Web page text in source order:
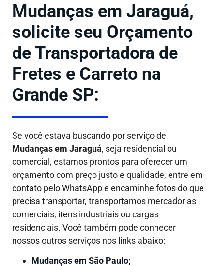
Mudanças em Jaraguá,
solicite seu Orçamento
de Transportadora de
Fretes e Carreto na
Grande SP:
Se você estava buscando por serviço de
Mudanças em Jaraguá, seja residencial ou
comercial, estamos prontos para oferecer um
orçamento com preço justo e qualidade, entre em
contato pelo WhatsApp e encaminhe fotos do que
precisa transportar, transportamos mercadorias
comerciais, itens industriais ou cargas
residenciais. Você também pode conhecer
nossos outros serviços nos links abaixo:
Mudanças em São Paulo;